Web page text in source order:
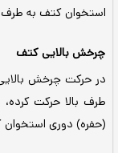
به طرف بالا